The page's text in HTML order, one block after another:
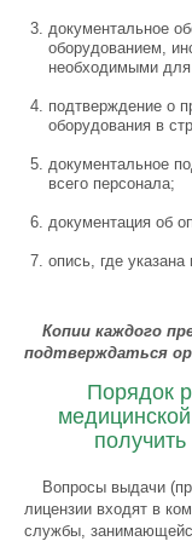
документальное
оборудованием,
необходимыми для
подтверждение о
оборудования в
документальное
всего персонала;
документация об
опись, где
Копии каждого
подтверждаться
Порядок
Вопросы выдачи
лицензии входят в
службы,